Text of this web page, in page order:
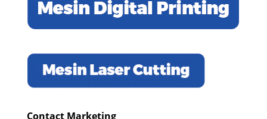
Contact Marketing